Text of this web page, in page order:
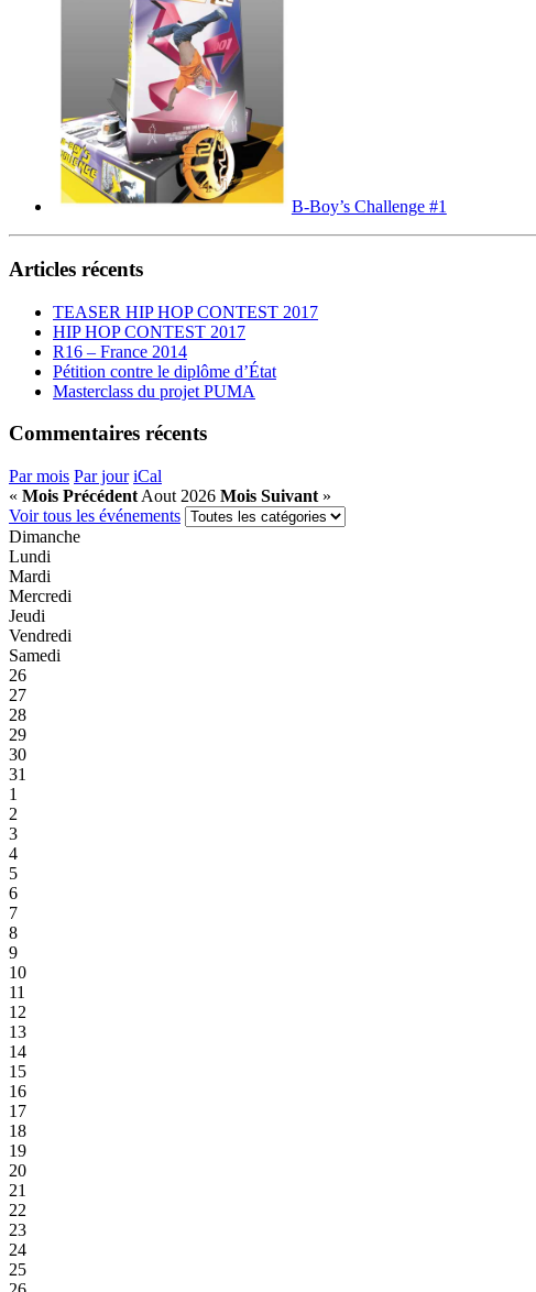
B-Boy’s Challenge #1
Articles récents
TEASER HIP HOP CONTEST 2017
HIP HOP CONTEST 2017
R16 – France 2014
Pétition contre le diplôme d’État
Masterclass du projet PUMA
Commentaires récents
Par mois Par jour iCal
« Mois Précédent Aout 2026 Mois Suivant »
Voir tous les événements
Dimanche
Lundi
Mardi
Mercredi
Jeudi
Vendredi
Samedi
26
27
28
29
30
31
1
2
3
4
5
6
7
8
9
10
11
12
13
14
15
16
17
18
19
20
21
22
23
24
25